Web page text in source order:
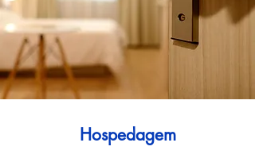
Hospedagem